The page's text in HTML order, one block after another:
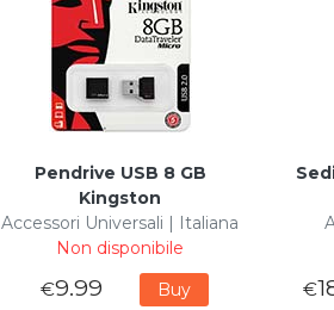
Pendrive USB 8 GB
Kingston
Accessori Universali | Italiana
Non disponibile
€9.99 Buy €